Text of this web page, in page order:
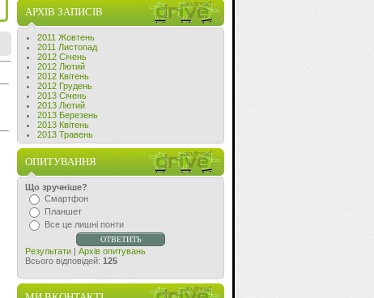
АРХІВ ЗАПИСІВ
2011 Жовтень
2011 Листопад
2012 Січень
2012 Лютий
2012 Квітень
2012 Грудень
2013 Січень
2013 Лютий
2013 Березень
2013 Квітень
2013 Травень
ОПИТУВАННЯ
Що зручніше?
Смартфон
Планшет
Все це лишні понти
Результати | Архів опитувань
Всього відповідей: 125